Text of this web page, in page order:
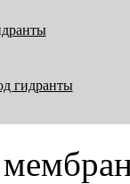
гидранты